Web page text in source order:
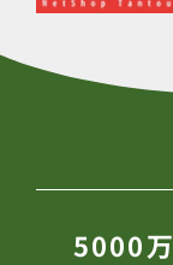
5000